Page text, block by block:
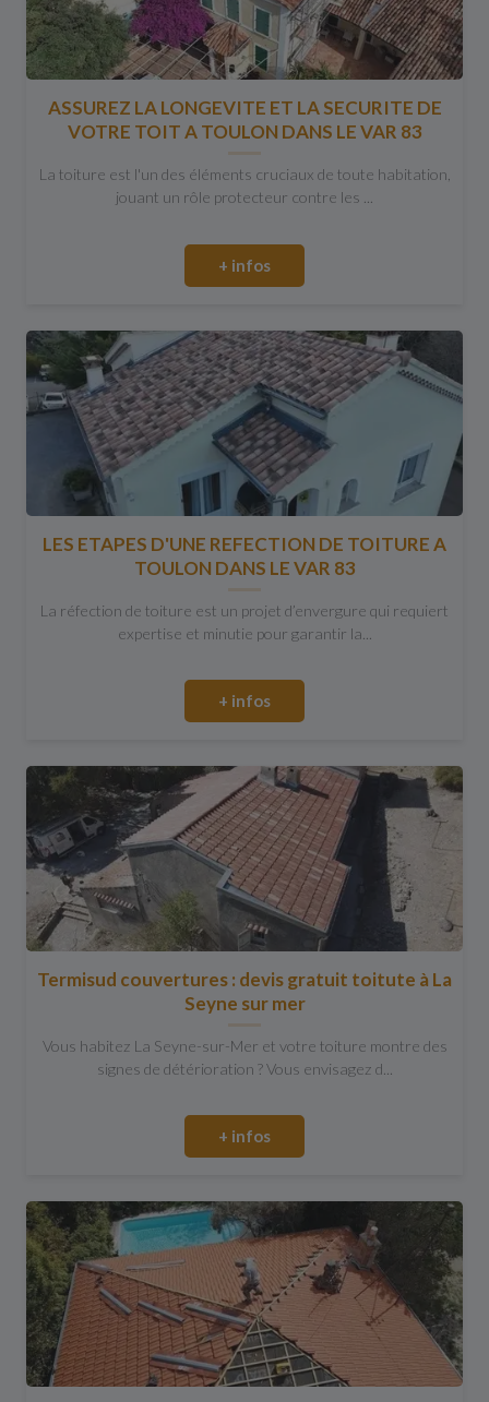
ASSUREZ LA LONGEVITE ET LA SECURITE DE
VOTRE TOIT A TOULON DANS LE VAR 83
La toiture est l'un des éléments cruciaux de toute habitation,
jouant un rôle protecteur contre les ...
+ infos
LES ETAPES D'UNE REFECTION DE TOITURE A
TOULON DANS LE VAR 83
La réfection de toiture est un projet d’envergure qui requiert
expertise et minutie pour garantir la...
+ infos
Termisud couvertures : devis gratuit toitute à La
Seyne sur mer
Vous habitez La Seyne-sur-Mer et votre toiture montre des
signes de détérioration ? Vous envisagez d...
+ infos